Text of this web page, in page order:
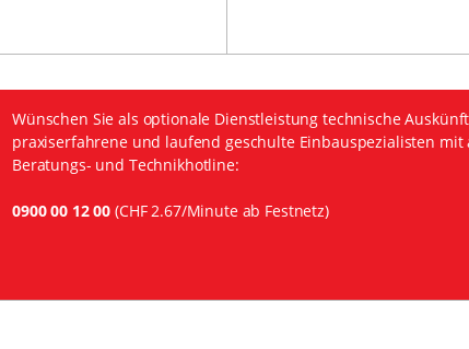
Wünschen Sie als optionale Dienstleistung technische
praxiserfahrene und laufend geschulte Einbauspezialisten
Beratungs- und Technikhotline:
0900 00 12 00 (CHF 2.67/Minute ab Festnetz)